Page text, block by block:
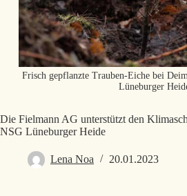
Frisch gepflanzte Trauben-Eiche bei
Lüneburger
Die Fielmann AG unterstützt den
NSG Lüneburger Heide
Lena Noa 20.01.2023